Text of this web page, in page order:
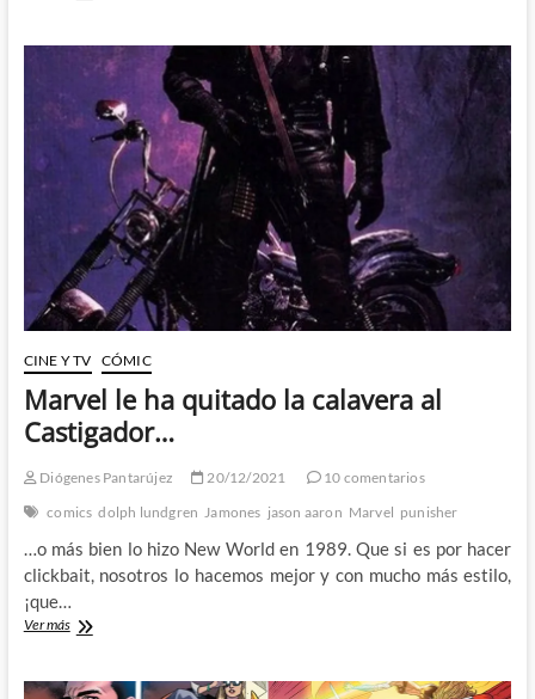
Thor:
and
Thunder
CINE Y TV CÓMIC
Marvel le ha quitado la calavera al
Castigador…
Diógenes Pantarújez 20/12/2021
10 comentarios
comics dolph lundgren Jamones jason aaron Marvel punisher
…o más bien lo hizo New World en 1989. Que si es por hacer
clickbait, nosotros lo hacemos mejor y con mucho más estilo,
¡que…
Ver másMarvel
quitado